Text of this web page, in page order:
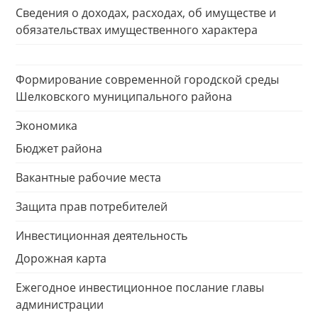
Сведения о доходах, расходах, об имуществе и
обязательствах имущественного характера
Формирование современной городской среды
Шелковского муниципального района
Экономика
Бюджет района
Вакантные рабочие места
Защита прав потребителей
Инвестиционная деятельность
Дорожная карта
Ежегодное инвестиционное послание главы
администрации